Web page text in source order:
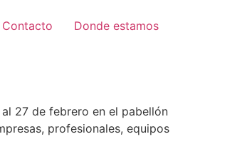
Contacto Donde estamos
27 de febrero en el pabellón
profesionales, equipos